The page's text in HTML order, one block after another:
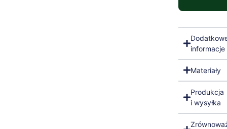
informacje
Materiały
Produkcja
i wysyłka